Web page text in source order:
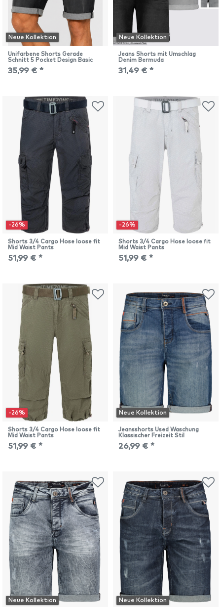
Neue Kollektion
Unifarbene Shorts Gerade
Schnitt 5 Pocket Design Basic
35,99 € *
Neue Kollektion
Jeans Shorts mit Umschlag
Denim Bermuda
31,49 € *
-26%
Shorts 3/4 Cargo Hose loose fit
Mid Waist Pants
51,99 € *
-26%
Shorts 3/4 Cargo Hose loose fit
Mid Waist Pants
51,99 € *
-26%
Shorts 3/4 Cargo Hose loose fit
Mid Waist Pants
51,99 € *
Neue Kollektion
Jeansshorts Used Waschung
Klassischer Freizeit Stil
26,99 € *
Neue Kollektion Neue Kollektion